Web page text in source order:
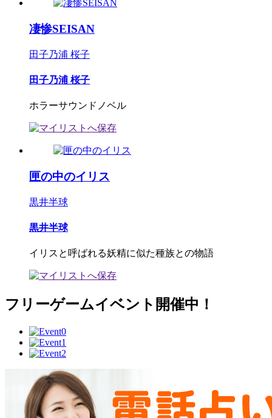
凄惨SEISAN
田子乃浦 桜子
田子乃浦 桜子
ホラーサウンドノベル
匣の中のイリス
黒井半球
黒井半球
イリスと呼ばれる妖精に似た種族との物語
フリーゲームイベント開催中！